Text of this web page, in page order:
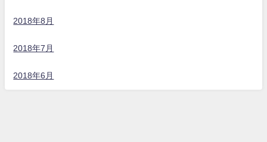
2018年8月
2018年7月
2018年6月